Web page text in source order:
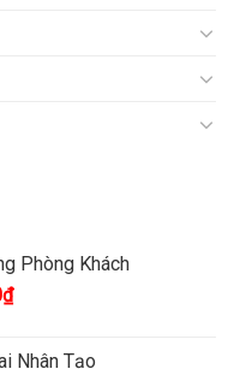
Phòng Khách
₫
Nhân Tạo